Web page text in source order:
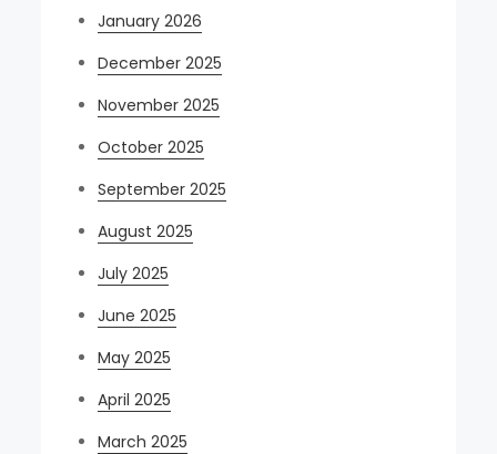
January 2026
December 2025
November 2025
October 2025
September 2025
August 2025
July 2025
June 2025
May 2025
April 2025
March 2025